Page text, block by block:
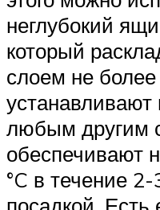
неглубокий
который
слоем не
любым другим
обеспечивают
°C в течение